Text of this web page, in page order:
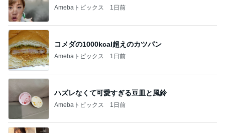
Amebaトピックス 1日前
コメダの1000kcal超えのカツパン
Amebaトピックス 1日前
ハズレなくて可愛すぎる豆皿と風鈴
Amebaトピックス 1日前